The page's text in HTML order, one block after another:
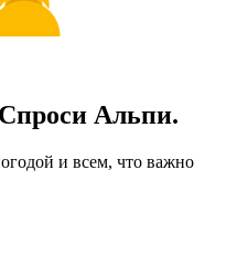
Альпи.
и всем, что важно